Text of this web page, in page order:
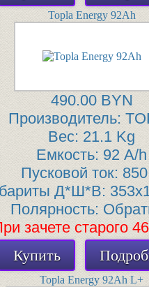
Topla Energy 92Ah
490.00 BYN
Производитель:
Вес: 21.1 Kg
Емкость: 92 A/h
Пусковой ток:
Д*Ш*В:
Полярность:
зачете старого
Купить
Topla Energy 92Ah L+